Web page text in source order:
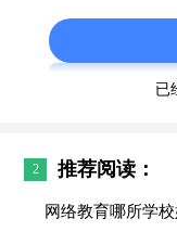
已
2 推荐阅读：
网络教育哪所学